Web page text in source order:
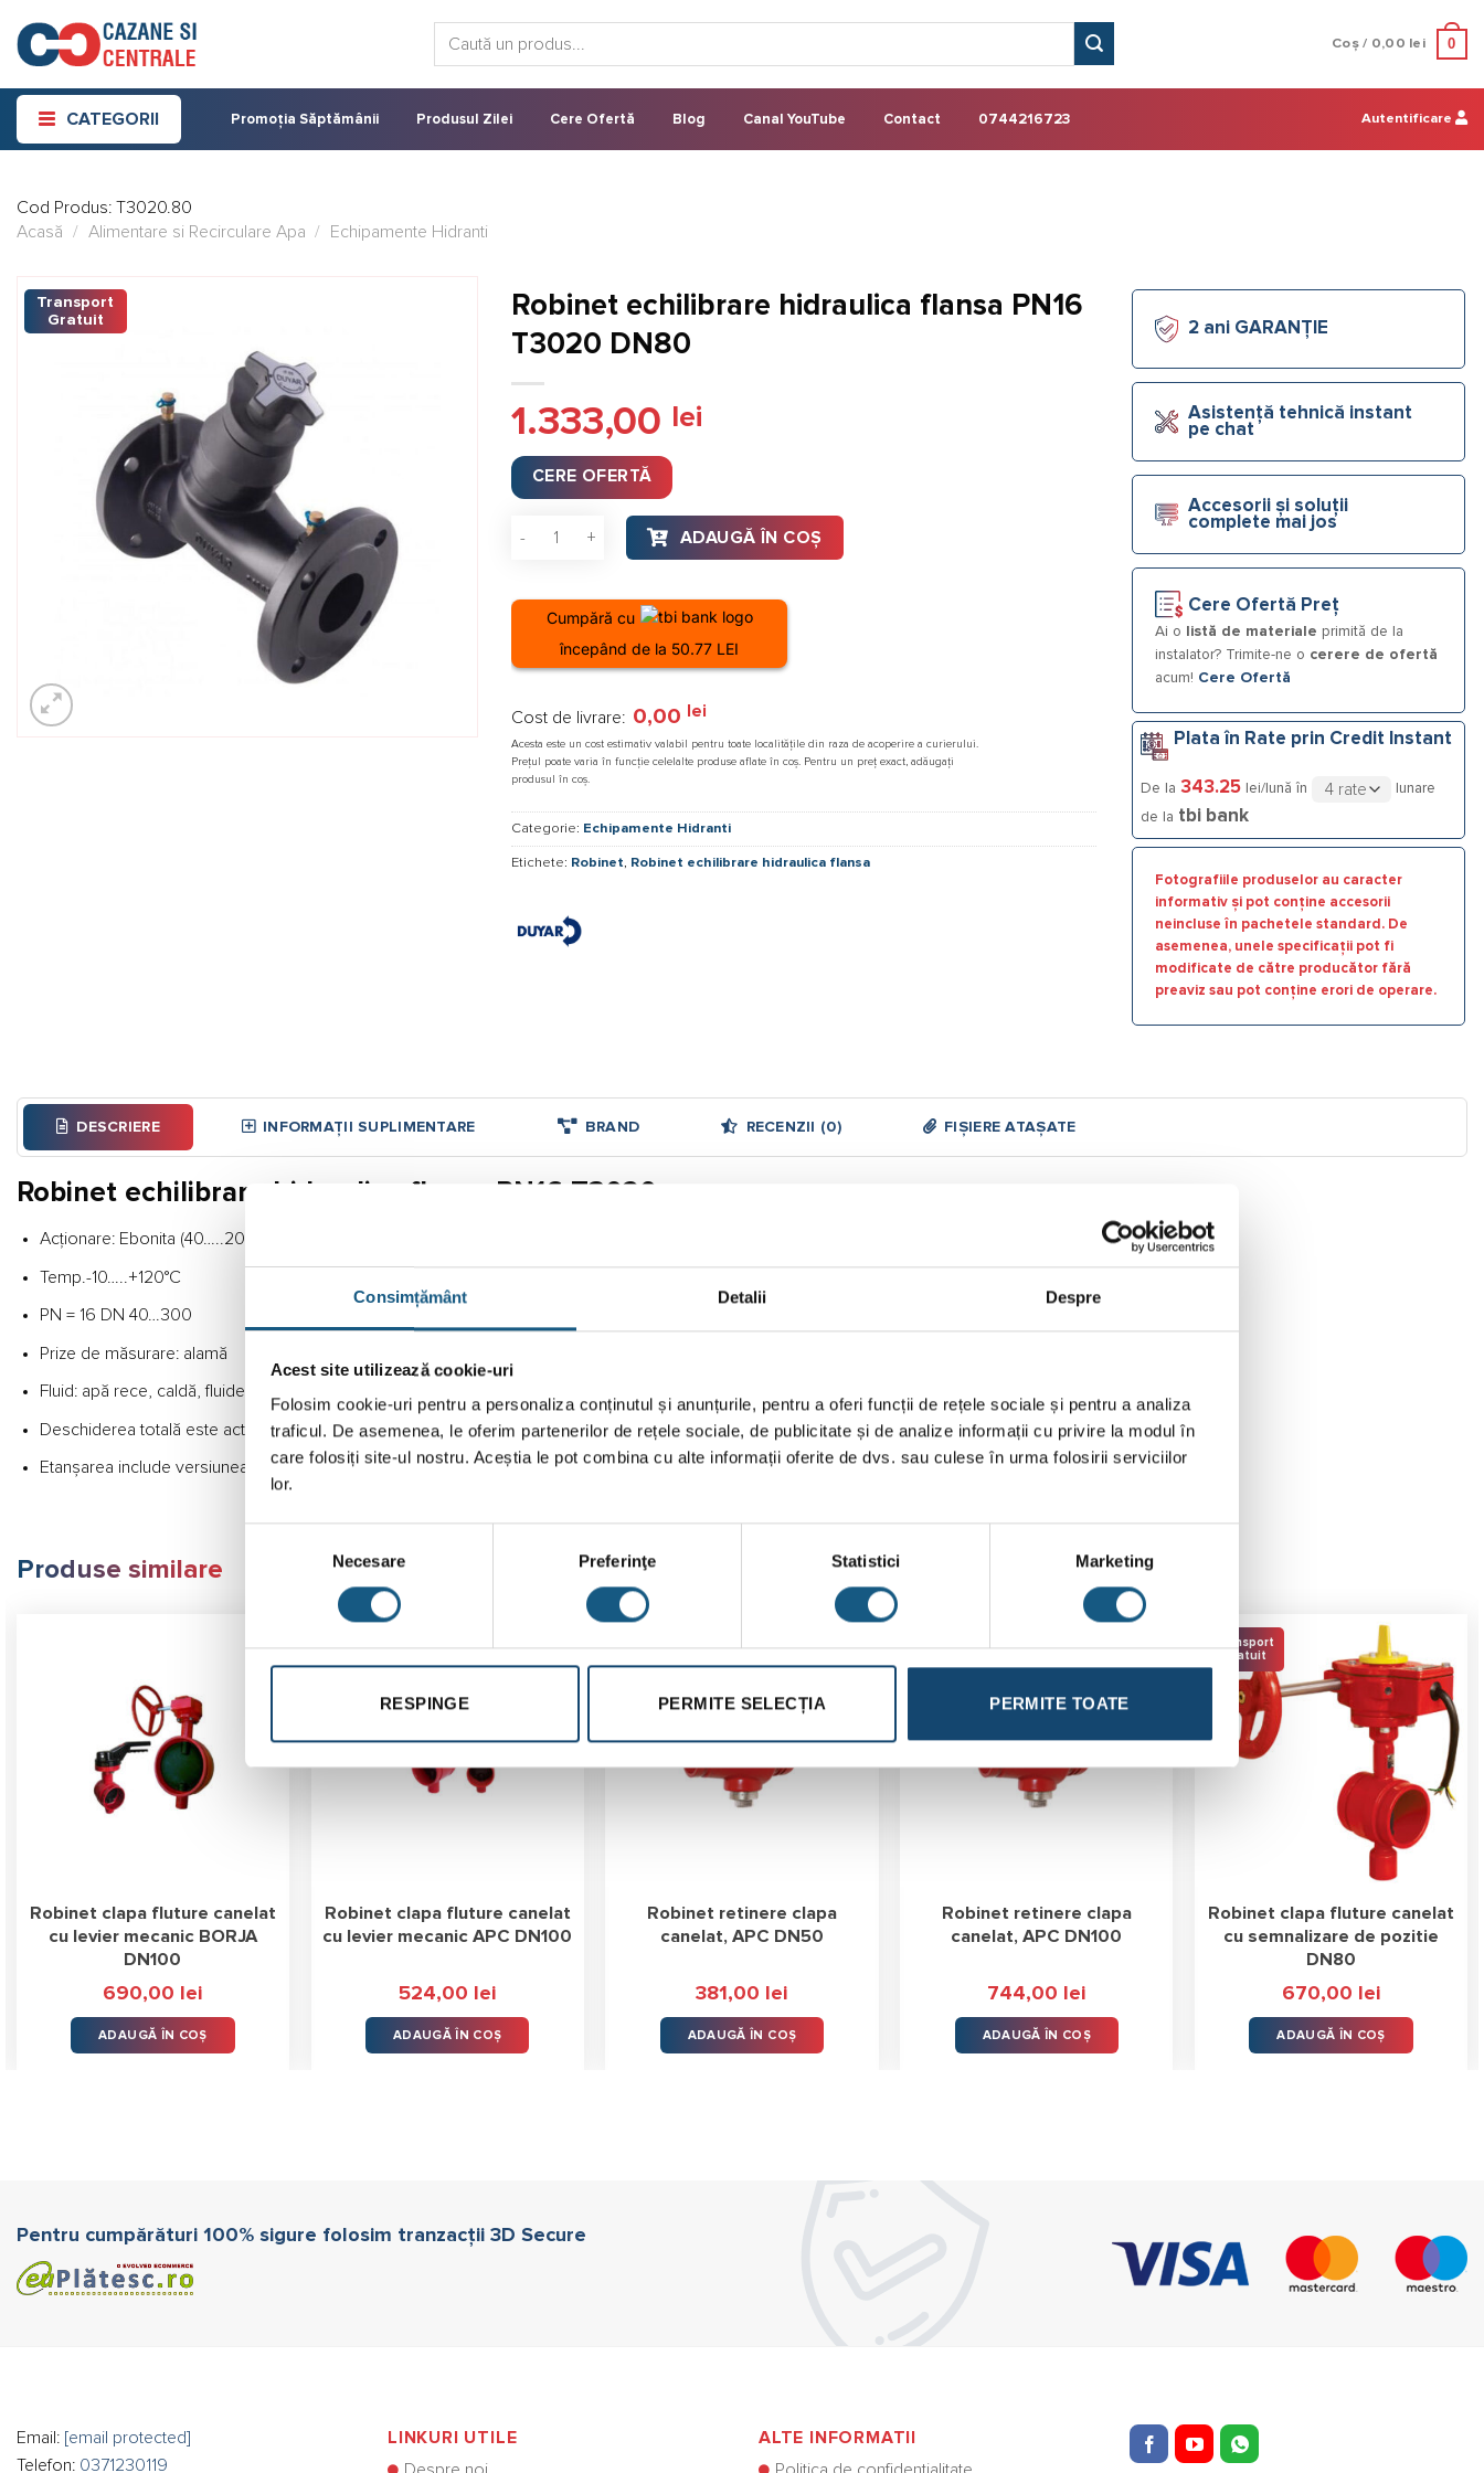
Consimțământ Detalii Despre
Acest site utilizează cookie-uri
Folosim cookie-uri pentru a personaliza conținutul și anunțurile, pentru a oferi funcții de rețele sociale și pentru a analiza
traficul. De asemenea, le oferim partenerilor de rețele sociale, de publicitate și de analize informații cu privire la modul în
care folosiți site-ul nostru. Aceștia le pot combina cu alte informații oferite de dvs. sau culese în urma folosirii serviciilor
lor.
consimțământului
Necesare Preferinţe Statistici Marketing
RESPINGE PERMITE SELECȚIA PERMITE TOATE
content
Coș / 0,00 lei 0
CATEGORII Promoția Săptămânii Produsul Zilei Cere Ofertă Blog Canal YouTube Contact 0744216723 Autentificare
Cod Produs: T3020.80
Acasă
/ Alimentare si Recirculare Apa / Echipamente Hidranti
Transport
Gratuit
Robinet echilibrare hidraulica flansa PN16
T3020 DN80
1.333,00 lei
CERE OFERTĂ
Cantitate Robinet echilibrare hidraulica flansa PN16 T3020 DN80
ADAUGĂ ÎN COȘ
Cumpără cu
începând de la 50.77 LEI
Cost de livrare: 0,00 lei
Acesta este un cost estimativ valabil pentru toate localitățile din raza de acoperire a curierului.
Prețul poate varia în funcție celelalte produse aflate în coș. Pentru un preț exact, adăugați
produsul în coș.
Categorie: Echipamente Hidranti
Etichete: Robinet, Robinet echilibrare hidraulica flansa
2 ani GARANȚIE
Asistență tehnică instant
pe chat
Accesorii și soluții
complete mai jos
Cere Ofertă Preț
Ai o listă de materiale primită de la
instalator? Trimite-ne o cerere de ofertă
acum! Cere Ofertă
Plata în Rate prin Credit Instant
De la 343.25 lei/lună în
lunare
de la tbi bank
Fotografiile produselor au caracter
informativ și pot conține accesorii
neincluse în pachetele standard. De
asemenea, unele specificații pot fi
modificate de către producător fără
preaviz sau pot conține erori de operare.
DESCRIERE INFORMAȚII SUPLIMENTARE BRAND RECENZII (0) FIȘIERE ATAȘATE
Robinet echilibrare hidraulica flansa PN16 T3020
Acționare: Ebonita (40…..200)
Temp.-10…..+120°C
PN = 16 DN 40…300
Prize de măsurare: alamă
Fluid: apă rece, caldă, fluide necorozive, încălzire
Deschiderea totală este activată la 6 cicluri
Etanșarea include versiunea standard de vulcanizat EPDM pe metal
Produse similare
Robinet clapa fluture canelat
cu levier mecanic BORJA
DN100
690,00 lei
ADAUGĂ ÎN COȘ
Robinet clapa fluture canelat
cu levier mecanic APC DN100
524,00 lei
ADAUGĂ ÎN COȘ
Robinet retinere clapa
canelat, APC DN50
381,00 lei
ADAUGĂ ÎN COȘ
Robinet retinere clapa
canelat, APC DN100
744,00 lei
ADAUGĂ ÎN COȘ
Transport
Gratuit
Robinet clapa fluture canelat
cu semnalizare de pozitie
DN80
670,00 lei
ADAUGĂ ÎN COȘ
Pentru cumpărături 100% sigure folosim tranzacții 3D Secure
Email: [email protected]
Telefon: 0371230119
LINKURI UTILE
Despre noi
ALTE INFORMATII
Politica de confidențialitate